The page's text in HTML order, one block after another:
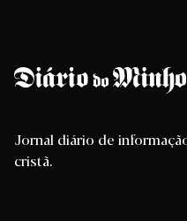
Jornal diário de
cristã.